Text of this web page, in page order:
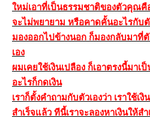
หม่เอาที่เป็นธรรมชาติของตัวคุณคื
จะไม่พยายาม หรือคาดคั้นอะไรกับ
มองออกไปข้างนอก ก็มองกลับมาที่
เอง
ผมเคยใช้เงินเปลือง ก็เอาตรงนี้มา
อะไรก็กดเงิน
เราก็ตั้งคำถามกับตัวเองว่า เราใช้เงิ
สำเร็จแล้ว ทีนี้เราจะลองหาเงินให้ส